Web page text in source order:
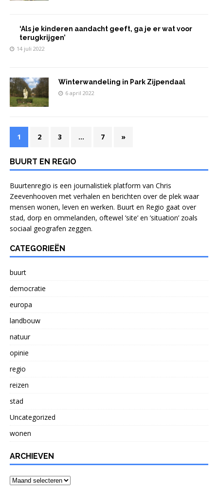
‘Als je kinderen aandacht geeft, ga je er wat voor
terugkrijgen’
14 juli 2022
Winterwandeling in Park Zijpendaal
6 april 2022
1 2 3 … 7 »
BUURT EN REGIO
Buurtenregio is een journalistiek platform van Chris
Zeevenhooven met verhalen en berichten over de plek waar
mensen wonen, leven en werken. Buurt en Regio gaat over
stad, dorp en ommelanden, oftewel ’site’ en ’situation’ zoals
sociaal geografen zeggen.
CATEGORIEËN
buurt
democratie
europa
landbouw
natuur
opinie
regio
reizen
stad
Uncategorized
wonen
ARCHIEVEN
Archieven